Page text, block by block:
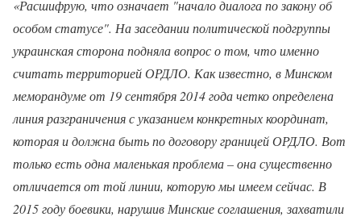
«Расшифрую, что означает "начало диалога по закону об
особом статусе". На заседании политической подгруппы
украинская сторона подняла вопрос о том, что именно
считать территорией ОРДЛО. Как известно, в Минском
меморандуме от 19 сентября 2014 года четко определена
линия разграничения с указанием конкретных координат,
которая и должна быть по договору границей ОРДЛО. Вот
только есть одна маленькая проблема – она существенно
отличается от той линии, которую мы имеем сейчас. В
2015 году боевики, нарушив Минские соглашения, захватили